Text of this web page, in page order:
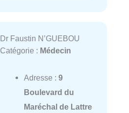
Dr Faustin N’GUEBOU
Catégorie : Médecin
Adresse : 9
Boulevard du
Maréchal de Lattre